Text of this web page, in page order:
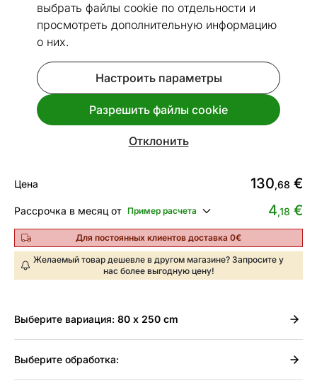
выбрать файлы cookie по отдельности и
просмотреть дополнительную информацию
о них.
Настроить параметры
Разрешить файлы cookie
Отклонить
Посмотреть похожие
Narma сизалевый ковер Livos™
80x250 см
Код 169430
Сделайте выбор, чтобы увидеть время доставки
Цена 130,68 €
Рассрочка в месяц от Пример расчета 4,18 €
Для постоянных клиентов доставка 0€
Желаемый товар дешевле в другом магазине? Запросите у
нас более выгодную цену!
Выберите вариация: 80 x 250 cm
Выберите обработка: